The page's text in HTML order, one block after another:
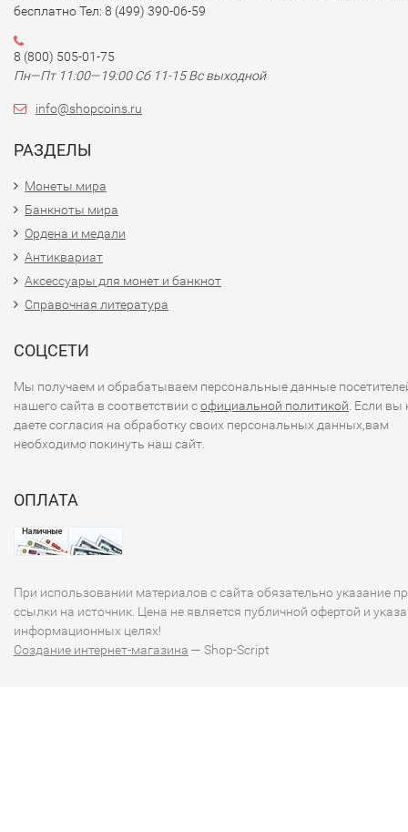
бесплатно Тел: 8 (499) 390-06-59
8 (800) 505-01-75
Пн—Пт 11:00—19:00 Сб 11-15 Вс выходной
info@shopcoins.ru
РАЗДЕЛЫ
Монеты мира
Банкноты мира
Ордена и медали
Антиквариат
Аксессуары для монет и банкнот
Справочная литература
СОЦСЕТИ
Мы получаем и обрабатываем персональные данные
нашего сайта в соответствии софициальной политикой . Если вы
даете согласия на обработку своих персональных данных,вам
необходимо покинуть наш сайт.
ОПЛАТА
При использовании материалов с сайта обязательно указание
ссылки на источник. Цена не является публичной офертой и
информационных целях!
Создание интернет-магазина — Shop-Script